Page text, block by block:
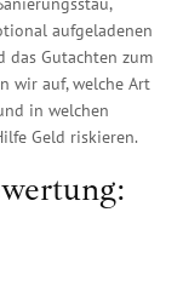
aufgeladenen
das Gutachten zum
wir auf, welche Art
in welchen
Geld riskieren.